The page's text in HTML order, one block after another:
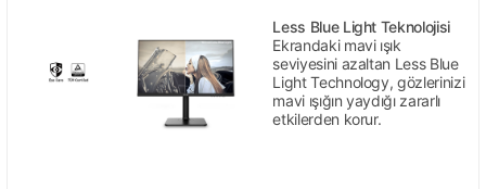
Less Blue Light Teknolojisi
Ekrandaki mavi ışık
seviyesini azaltan Less Blue
Light Technology, gözlerinizi
mavi ışığın yaydığı zararlı
etkilerden korur.